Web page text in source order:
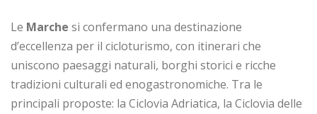
Le Marche si confermano una destinazione
d’eccellenza per il cicloturismo, con itinerari che
uniscono paesaggi naturali, borghi storici e ricche
tradizioni culturali ed enogastronomiche. Tra le
principali proposte: la Ciclovia Adriatica, la Ciclovia delle